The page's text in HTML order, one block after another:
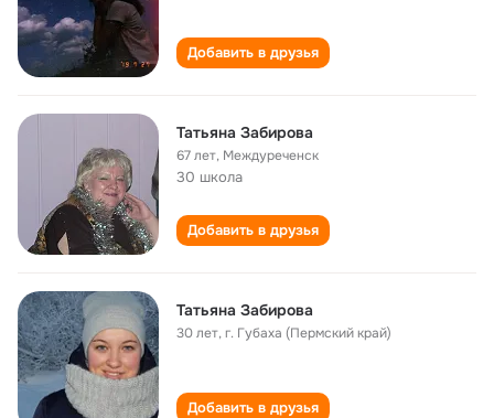
Добавить в друзья
Татьяна Забирова
67 лет, Междуреченск
30 школа
Добавить в друзья
Татьяна Забирова
30 лет,г. Губаха (Пермский край)
Добавить в друзья